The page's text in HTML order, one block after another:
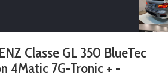
Classe GL 350 BlueTec
4Matic 7G-Tronic + -